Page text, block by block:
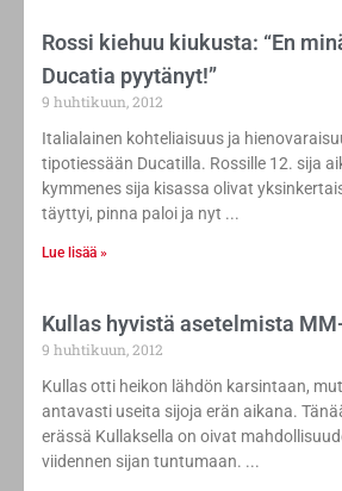
Rossi kiehuu kiukusta: “En
Ducatia pyytänyt!”
9 huhtikuun, 2012
Italialainen kohteliaisuus ja
tipotiessään Ducatilla. Rossille 12. sija
kymmenes sija kisassa olivat
täyttyi, pinna paloi ja nyt
Lue lisää »
Kullas hyvistä asetelmista
9 huhtikuun, 2012
Kullas otti heikon lähdön karsintaan,
antavasti useita sijoja erän aikana.
erässä Kullaksella on oivat
viidennen sijan tuntumaan.